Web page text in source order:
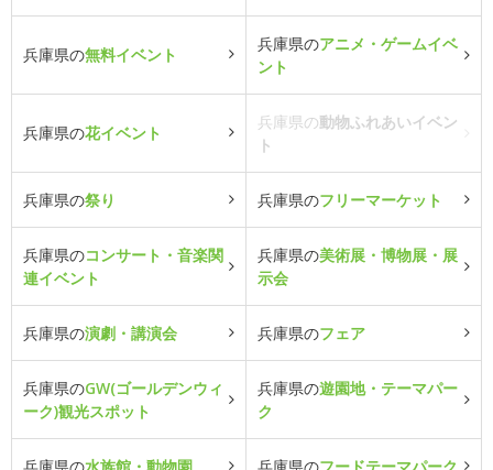
兵庫県の無料イベント
兵庫県のアニメ・ゲームイベ
ント
兵庫県の花イベント
兵庫県の動物ふれあいイベン
ト
兵庫県の祭り 兵庫県のフリーマーケット
兵庫県のコンサート・音楽関
連イベント
兵庫県の美術展・博物展・展
示会
兵庫県の演劇・講演会 兵庫県のフェア
兵庫県のGW(ゴールデンウィ
ーク)観光スポット
兵庫県の遊園地・テーマパー
ク
兵庫県の水族館・動物園 兵庫県のフードテーマパーク